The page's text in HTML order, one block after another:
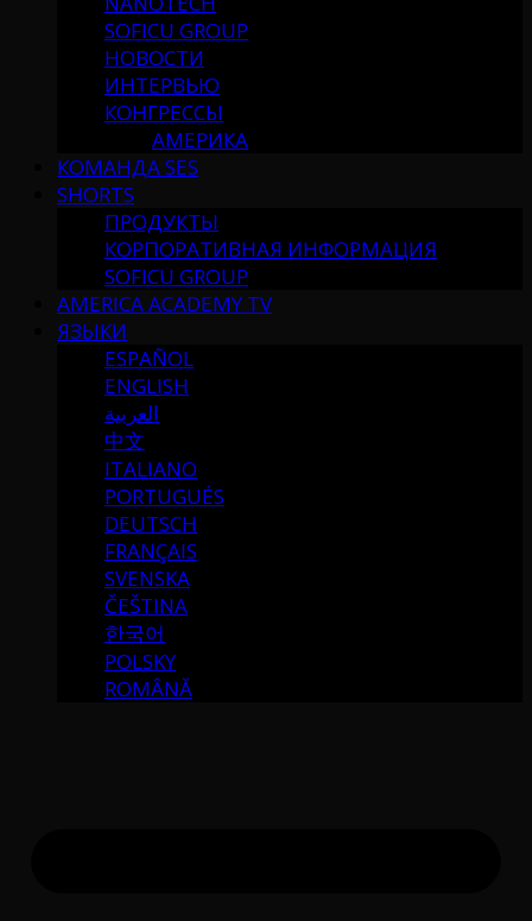
SOFICU GROUP
НОВОСТИ
ИНТЕРВЬЮ
КОНГРЕССЫ
АМЕРИКА
КОМАНДА SES
SHORTS
ПРОДУКТЫ
КОРПОРАТИВНАЯ ИНФОРМАЦИЯ
SOFICU GROUP
AMERICA ACADEMY TV
ЯЗЫКИ
ESPAÑOL
ENGLISH
العربية
中文
ITALIANO
PORTUGUÉS
DEUTSCH
FRANÇAIS
SVENSKA
ČEŠTINA
한국어
POLSKY
ROMÂNĂ